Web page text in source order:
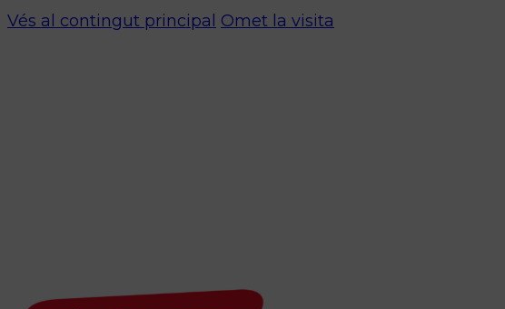
Vés al contingut principal Omet la visita